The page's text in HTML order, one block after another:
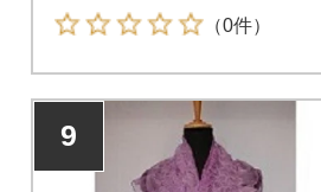
わずご使用でき、年間を通し
てお使いいただけます。
（0件）
9